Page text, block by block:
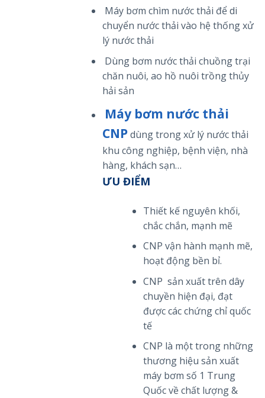
Máy bơm chìm nước thải để di
chuyển nước thải vào hệ thống xử
lý nước thải
Dùng bơm nước thải chuồng trại
chăn nuôi, ao hồ nuôi trồng thủy
hải sản
Máy bơm nước thải
CNPdùng trong xử lý nước thải
khu công nghiệp, bệnh viện, nhà
hàng, khách sạn…
ƯU ĐIỂM
Thiết kế nguyên khối,
chắc chắn, mạnh mẽ
CNP vận hành mạnh mẽ,
hoạt động bền bỉ.
CNP sản xuất trên dây
chuyền hiện đại, đạt
được các chứng chỉ quốc
tế
CNP là một trong những
thương hiệu sản xuất
máy bơm số 1 Trung
Quốc về chất lượng &